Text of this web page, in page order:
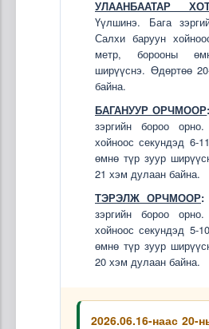
УЛААНБААТАР
Үүлшинэ. Бага
Салхи баруун
метр, борооны
ширүүснэ. Өдөртөө
байна.
БАГАНУУР ОРЧМООР:
зэргийн бороо
хойноос секундэд 6-
өмнө түр зуур
21 хэм дулаан байна.
ТЭРЭЛЖ ОРЧМООР:
зэргийн бороо
хойноос секундэд 5-
өмнө түр зуур
20 хэм дулаан байна.
2026.06.16-наас 20-